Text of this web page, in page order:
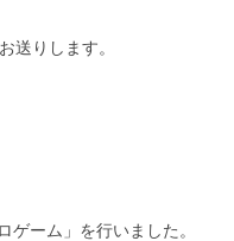
送りします。
ーム」を行いました。